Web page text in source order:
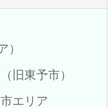
）
旧東予市）
エリア